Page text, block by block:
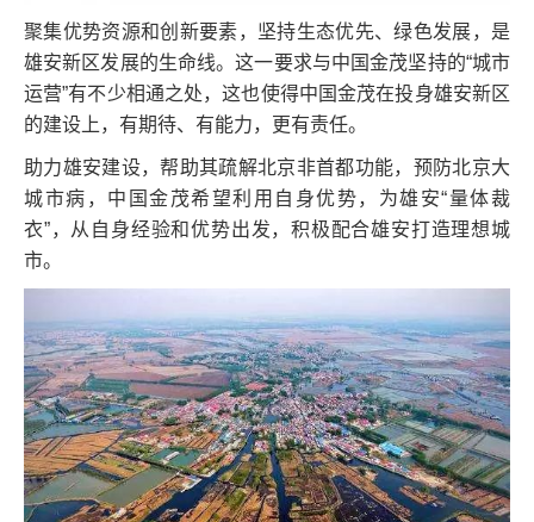
聚集优势资源和创新要素，坚持生态优先、绿色发展，是
雄安新区发展的生命线。这一要求与中国金茂坚持的“城市
运营”有不少相通之处，这也使得中国金茂在投身雄安新区
的建设上，有期待、有能力，更有责任。
助力雄安建设，帮助其疏解北京非首都功能，预防北京大
城市病，中国金茂希望利用自身优势，为雄安“量体裁
衣”，从自身经验和优势出发，积极配合雄安打造理想城
市。